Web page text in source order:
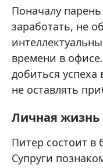
Поначалу
заработать, не
времени в
добиться
не оставлять
Личная жизнь
Питер состоит в
Супруги